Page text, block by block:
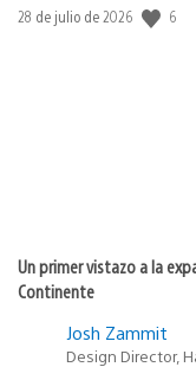
Fecha
28 de julio de 2026 6
Un primer vistazo a la
Continente
Josh Zammit
Design Director,